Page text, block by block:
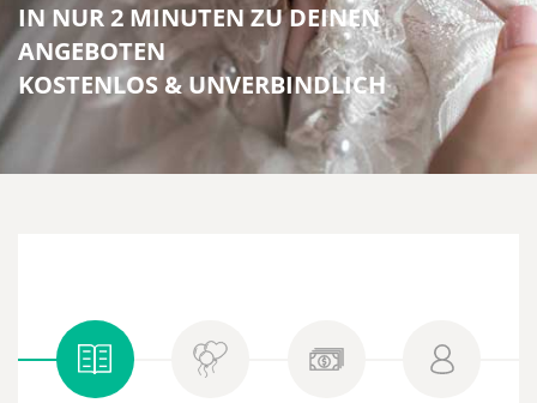
IN NUR 2 MINUTEN ZU DEINEN
ANGEBOTEN
KOSTENLOS & UNVERBINDLICH